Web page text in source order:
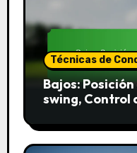
Técnicas de
Bajos:
swing,